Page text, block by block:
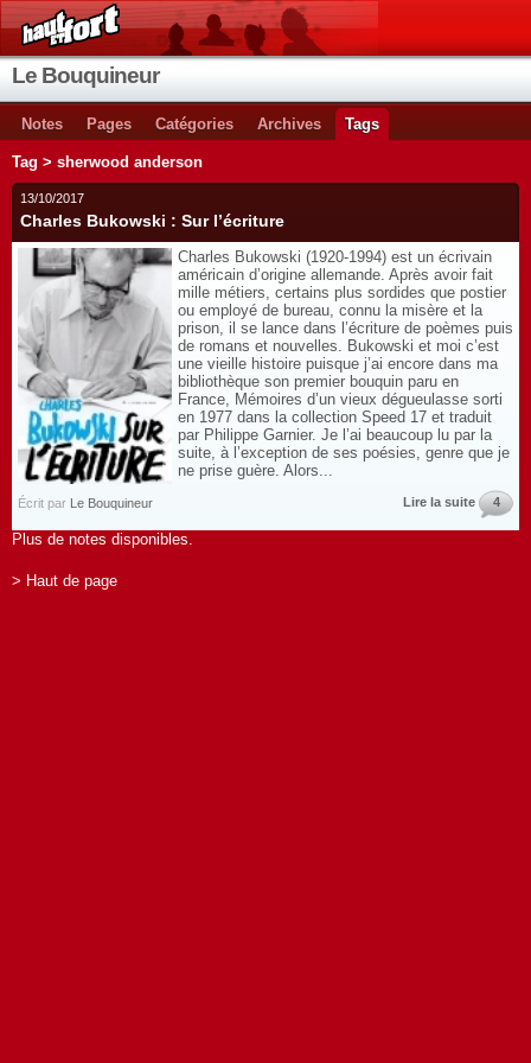
Le Bouquineur
Notes Pages Catégories Archives Tags
Tag > sherwood anderson
13/10/2017
Charles Bukowski : Sur l’écriture
Charles Bukowski (1920-1994) est un écrivain
américain d’origine allemande. Après avoir fait
mille métiers, certains plus sordides que postier
ou employé de bureau, connu la misère et la
prison, il se lance dans l’écriture de poèmes puis
de romans et nouvelles. Bukowski et moi c’est
une vieille histoire puisque j’ai encore dans ma
bibliothèque son premier bouquin paru en
France, Mémoires d’un vieux dégueulasse sorti
en 1977 dans la collection Speed 17 et traduit
par Philippe Garnier. Je l’ai beaucoup lu par la
suite, à l’exception de ses poésies, genre que je
ne prise guère. Alors...
Écrit par Le Bouquineur Lire la suite 4
Plus de notes disponibles.
> Haut de page